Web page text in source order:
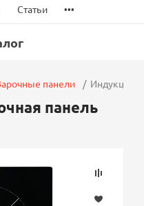
Статьи ...
панели
панель